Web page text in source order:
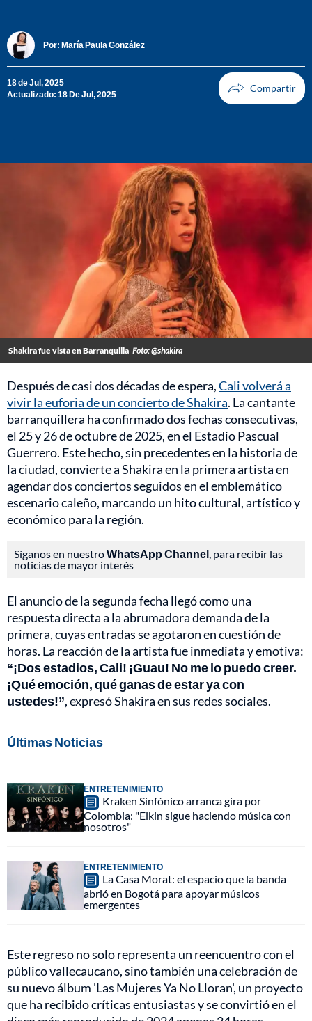
Por: María Paula González
18 de Jul, 2025
Actualizado: 18 De Jul, 2025
Shakira fue vista en Barranquilla Foto: @shakira
Después de casi dos décadas de espera,Cali volverá a
vivir la euforia de un concierto de Shakira. La cantante
barranquillera ha confirmado dos fechas consecutivas,
el 25 y 26 de octubre de 2025, en el Estadio Pascual
Guerrero. Este hecho, sin precedentes en la historia de
la ciudad, convierte a Shakira en la primera artista en
agendar dos conciertos seguidos en el emblemático
escenario caleño, marcando un hito cultural, artístico y
económico para la región.
Síganos en nuestroWhatsApp Channel, para recibir las
noticias de mayor interés
El anuncio de la segunda fecha llegó como una
respuesta directa a la abrumadora demanda de la
primera, cuyas entradas se agotaron en cuestión de
horas. La reacción de la artista fue inmediata y emotiva:
“¡Dos estadios, Cali! ¡Guau! No me lo puedo creer.
¡Qué emoción, qué ganas de estar ya con
ustedes!”, expresó Shakira en sus redes sociales.
Últimas Noticias
ENTRETENIMIENTO
Kraken Sinfónico arranca gira por
Colombia: "Elkin sigue haciendo música con
nosotros"
ENTRETENIMIENTO
La Casa Morat: el espacio que la banda
abrió en Bogotá para apoyar músicos
emergentes
Este regreso no solo representa un reencuentro con el
público vallecaucano, sino también una celebración de
su nuevo álbum 'Las Mujeres Ya No Lloran', un proyecto
que ha recibido críticas entusiastas y se convirtió en el